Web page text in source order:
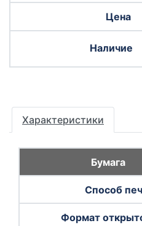
Характеристики